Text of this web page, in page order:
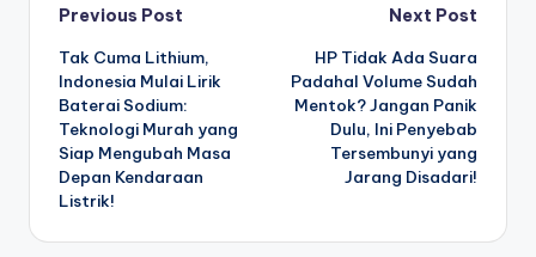
Post
navigation
Previous Post
Tak Cuma Lithium,
Indonesia Mulai Lirik
Baterai Sodium:
Teknologi Murah yang
Siap Mengubah Masa
Depan Kendaraan
Listrik!
Next Post
HP Tidak Ada Suara
Padahal Volume Sudah
Mentok? Jangan Panik
Dulu, Ini Penyebab
Tersembunyi yang
Jarang Disadari!